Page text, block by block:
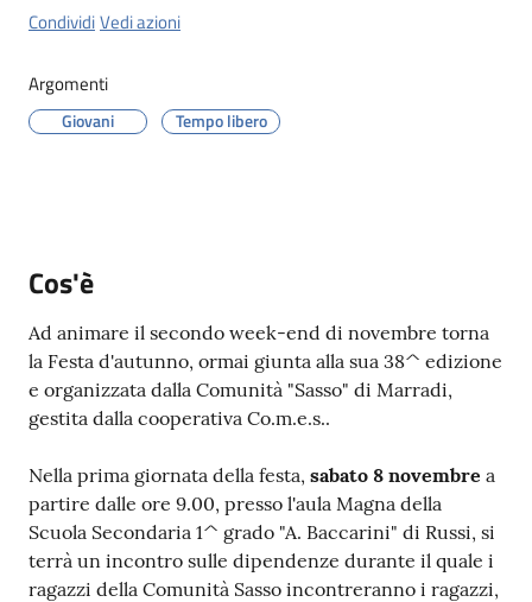
Tutti
Seguici
CondividiVedi azioni
Argomenti
Giovani Tempo libero
Cos'è
Ad animare il secondo week-end di novembre torna
la Festa d'autunno, ormai giunta alla sua 38^ edizione
e organizzata dalla Comunità "Sasso" di Marradi,
gestita dalla cooperativa Co.m.e.s..
Nella prima giornata della festa, sabato 8 novembre a
partire dalle ore 9.00, presso l'aula Magna della
Scuola Secondaria 1^ grado "A. Baccarini" di Russi, si
terrà un incontro sulle dipendenze durante il quale i
ragazzi della Comunità Sasso incontreranno i ragazzi,